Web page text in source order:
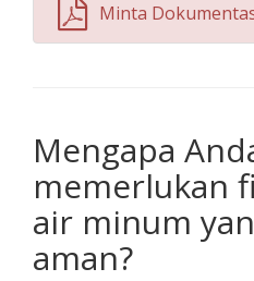
Minta
Mengapa
memerlukan
air minum
aman?